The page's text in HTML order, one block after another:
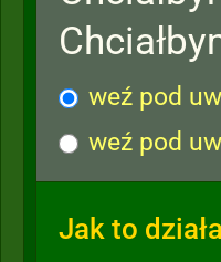
weź pod
weź pod
Jak to